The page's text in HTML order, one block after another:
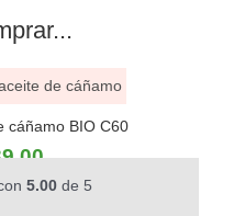
cáñamo BIO C60
5.00de 5